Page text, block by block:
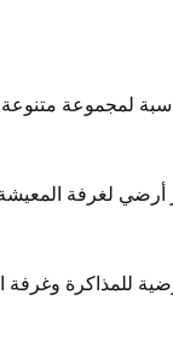
لمجموعة متنوعة
لغرفة المعيشة
للمذاكرة وغرفة